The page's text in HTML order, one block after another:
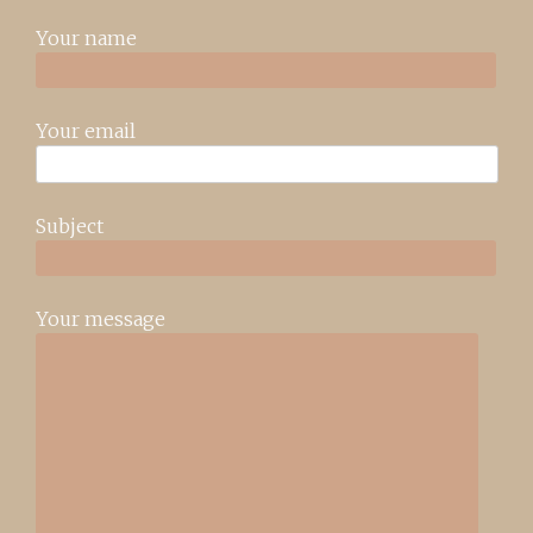
Your name
Your email
Subject
Your message